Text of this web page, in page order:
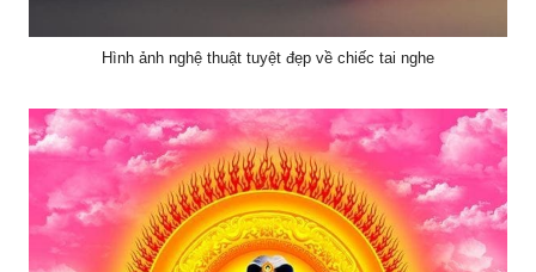
Hình ảnh nghệ thuật tuyệt đẹp về chiếc tai nghe